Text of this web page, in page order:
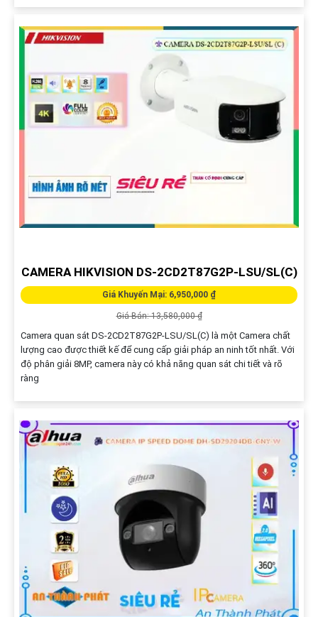
CAMERA HIKVISION DS-2CD2T87G2P-LSU/SL(C)
Giá Khuyến Mại: 6,950,000 ₫
Giá Bán: 13,580,000 ₫
Camera quan sát DS-2CD2T87G2P-LSU/SL(C) là một Camera chất
lượng cao được thiết kế để cung cấp giải pháp an ninh tốt nhất. Với
độ phân giải 8MP, camera này có khả năng quan sát chi tiết và rõ
ràng